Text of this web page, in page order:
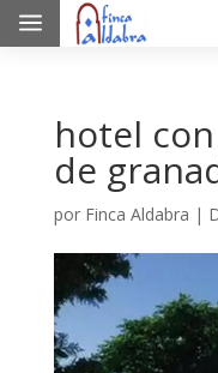
a
hotel
de
por Finca Aldabra |